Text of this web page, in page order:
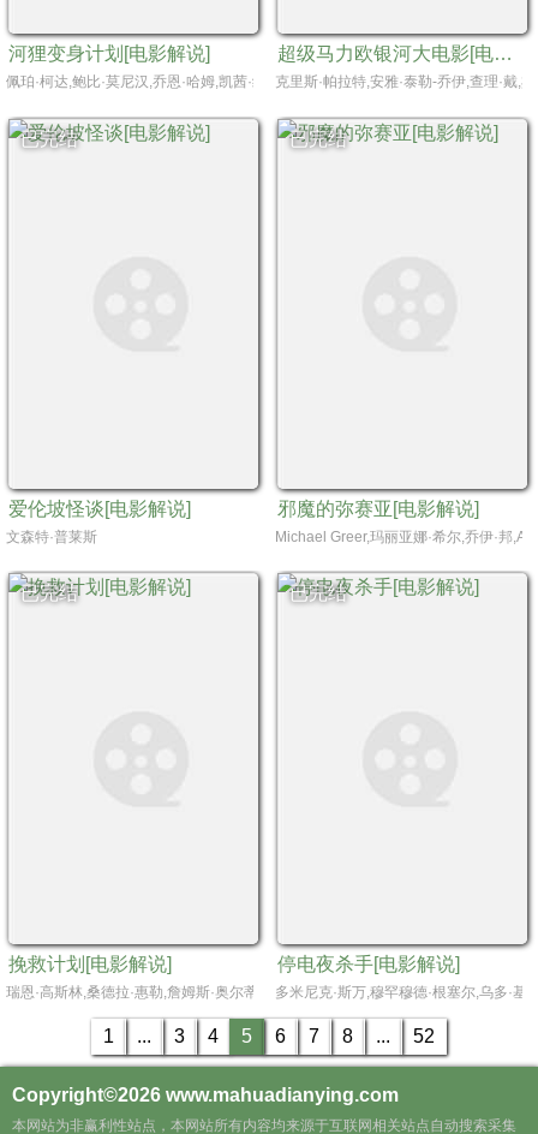
河狸变身计划[电影解说]
佩珀·柯达,鲍比·莫尼汉,乔恩·哈姆,凯茜·纳基麦,戴夫·弗兰科,爱德华多·弗兰科,梅丽
超级马力欧银河大电影[电影解说]
克里斯·帕拉特,安雅·泰勒-乔伊,查理·戴,
已完结
爱伦坡怪谈[电影解说]
文森特·普莱斯
已完结
邪魔的弥赛亚[电影解说]
Michael Greer,玛丽亚娜·希尔,乔伊·邦
已完结
挽救计划[电影解说]
瑞恩·高斯林,桑德拉·惠勒,詹姆斯·奥尔蒂斯,莱昂内尔·博伊斯,梁振邦,米拉娜·薇恩翠
已完结
停电夜杀手[电影解说]
多米尼克·斯万,穆罕穆德·根塞尔,乌多·基
1 ... 3 4 5 6 7 8 ... 52
Copyright©2026 www.mahuadianying.com
本网站为非赢利性站点，本网站所有内容均来源于互联网相关站点自动搜索采集